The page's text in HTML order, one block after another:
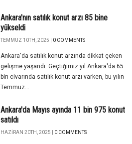
Ankara'nın satılık konut arzı 85 bine
yükseldi
TEMMUZ 10TH, 2025 | 0 COMMENTS
Ankara'da satılık konut arzında dikkat çeken
gelişme yaşandı. Geçtiğimiz yıl Ankara'da 65
bin civarında satılık konut arzı varken, bu yılın
Temmuz...
Ankara'da Mayıs ayında 11 bin 975 konut
satıldı
HAZIRAN 20TH, 2025 | 0 COMMENTS